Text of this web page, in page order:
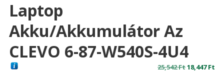
Laptop
Akku/akkumulátor Az
CLEVO 6-87-W540S-4U4
25,542FtOriginal
18,447Ft